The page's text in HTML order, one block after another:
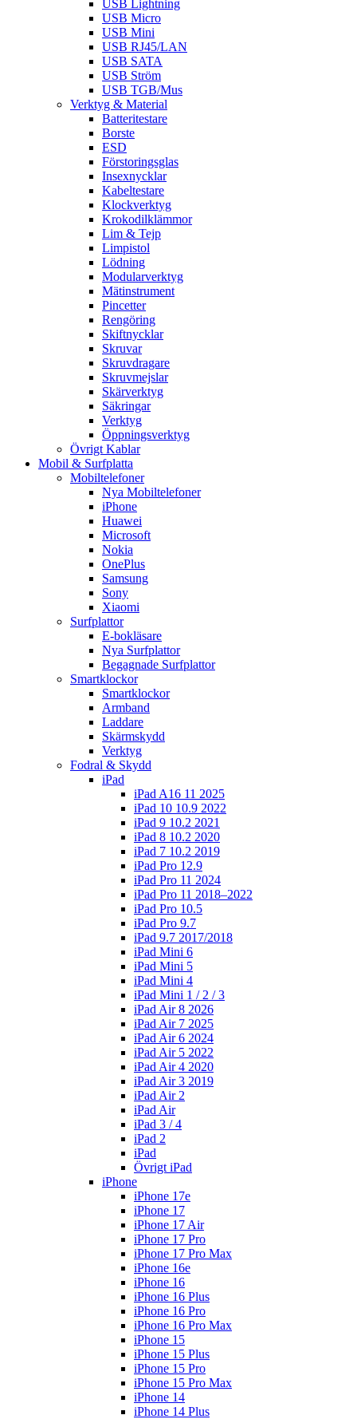
USB Lightning
USB Micro
USB Mini
USB RJ45/LAN
USB SATA
USB Ström
USB TGB/Mus
Verktyg & Material
Batteritestare
Borste
ESD
Förstoringsglas
Insexnycklar
Kabeltestare
Klockverktyg
Krokodilklämmor
Lim & Tejp
Limpistol
Lödning
Modularverktyg
Mätinstrument
Pincetter
Rengöring
Skiftnycklar
Skruvar
Skruvdragare
Skruvmejslar
Skärverktyg
Säkringar
Verktyg
Öppningsverktyg
Övrigt Kablar
Mobil & Surfplatta
Mobiltelefoner
Nya Mobiltelefoner
iPhone
Huawei
Microsoft
Nokia
OnePlus
Samsung
Sony
Xiaomi
Surfplattor
E-bokläsare
Nya Surfplattor
Begagnade Surfplattor
Smartklockor
Smartklockor
Armband
Laddare
Skärmskydd
Verktyg
Fodral & Skydd
iPad
iPad A16 11 2025
iPad 10 10.9 2022
iPad 9 10.2 2021
iPad 8 10.2 2020
iPad 7 10.2 2019
iPad Pro 12.9
iPad Pro 11 2024
iPad Pro 11 2018–2022
iPad Pro 10.5
iPad Pro 9.7
iPad 9.7 2017/2018
iPad Mini 6
iPad Mini 5
iPad Mini 4
iPad Mini 1 / 2 / 3
iPad Air 8 2026
iPad Air 7 2025
iPad Air 6 2024
iPad Air 5 2022
iPad Air 4 2020
iPad Air 3 2019
iPad Air 2
iPad Air
iPad 3 / 4
iPad 2
iPad
Övrigt iPad
iPhone
iPhone 17e
iPhone 17
iPhone 17 Air
iPhone 17 Pro
iPhone 17 Pro Max
iPhone 16e
iPhone 16
iPhone 16 Plus
iPhone 16 Pro
iPhone 16 Pro Max
iPhone 15
iPhone 15 Plus
iPhone 15 Pro
iPhone 15 Pro Max
iPhone 14
iPhone 14 Plus